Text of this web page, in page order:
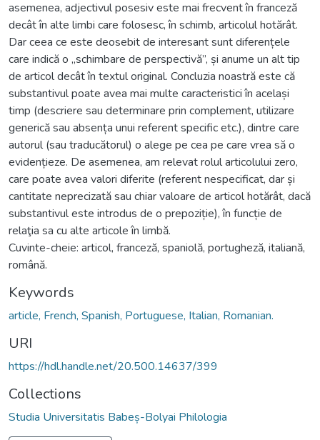
asemenea, adjectivul posesiv este mai frecvent în franceză
decât în alte limbi care folosesc, în schimb, articolul hotărât.
Dar ceea ce este deosebit de interesant sunt diferențele
care indică o „schimbare de perspectivă”, și anume un alt tip
de articol decât în textul original. Concluzia noastră este că
substantivul poate avea mai multe caracteristici în același
timp (descriere sau determinare prin complement, utilizare
generică sau absența unui referent specific etc.), dintre care
autorul (sau traducătorul) o alege pe cea pe care vrea să o
evidențieze. De asemenea, am relevat rolul articolului zero,
care poate avea valori diferite (referent nespecificat, dar și
cantitate neprecizată sau chiar valoare de articol hotărât, dacă
substantivul este introdus de o prepoziție), în funcție de
relaţia sa cu alte articole în limbă.
Cuvinte-cheie: articol, franceză, spaniolă, portugheză, italiană,
română.
Keywords
article, French, Spanish, Portuguese, Italian, Romanian.
URI
https://hdl.handle.net/20.500.14637/399
Collections
Studia Universitatis Babeș-Bolyai Philologia